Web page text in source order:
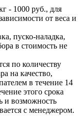
- 1000 руб., для
от веса и
пуско-наладка,
в стоимость не
по количеству
на качество,
в течение 14
этого срока
и возможность
с менеджером.